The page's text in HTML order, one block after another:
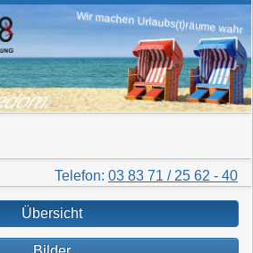
Wir machen Urlaubs(t)räume wahr
Telefon: 03 83 71 / 25 62 - 40
Übersicht